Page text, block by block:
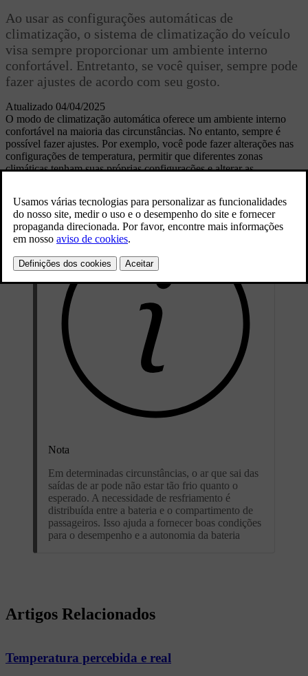
Atualizado 04/04/2025
Ao usar as configurações automáticas de
climatização, o sistema de climatização do veículo
visa sempre proporcionar um ambiente interno
confortável. Entretanto, se você quiser, sempre pode
fazer ajustes de acordo com seu gosto.
O modo de climatização automática oferece um ambiente interno
confortável na maioria das circunstâncias. No entanto, sempre é
possível fazer ajustes. Por exemplo, você pode fazer alterações nas
configurações de temperatura, permitir que diferentes zonas
climáticas tenham suas próprias configurações e alterar as
Nota
Em determinadas circunstâncias, o ar que sai das
saídas de ar pode não estar tão frio quanto o
esperado. A necessidade de resfriamento é
distribuída entre a bateria e o compartimento de
passageiros. Isso ajuda a fornecer boas condições
para o desempenho e a autonomia da bateria
Artigos Relacionados
Temperatura percebida e real